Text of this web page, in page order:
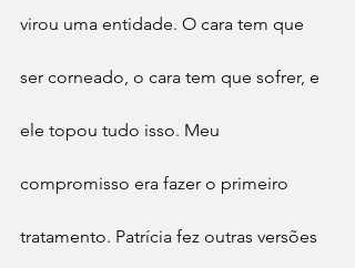
virou uma entidade. O cara tem que
ser corneado, o cara tem que sofrer, e
ele topou tudo isso. Meu
compromisso era fazer o primeiro
tratamento. Patrícia fez outras versões